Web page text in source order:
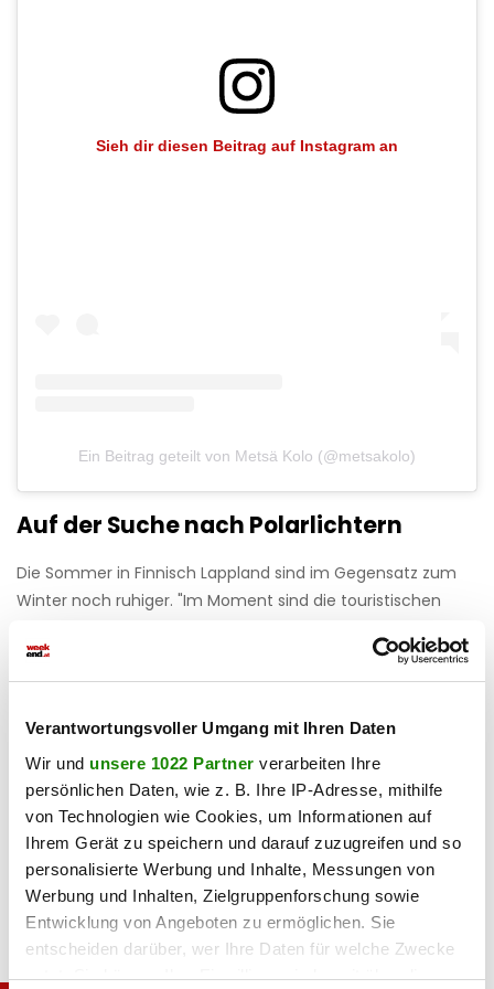
Verantwortungsvoller Umgang mit Ihren Daten
Wir und unsere 1022 Partner verarbeiten Ihre
persönlichen Daten, wie z. B. Ihre IP-Adresse, mithilfe
von Technologien wie Cookies, um Informationen auf
Ihrem Gerät zu speichern und darauf zuzugreifen und so
personalisierte Werbung und Inhalte, Messungen von
Werbung und Inhalten, Zielgruppenforschung sowie
Entwicklung von Angeboten zu ermöglichen. Sie
entscheiden darüber, wer Ihre Daten für welche Zwecke
nutzt. Sie können Ihre Einwilligung jederzeit über die
Sieh dir diesen Beitrag auf Instagram an
Ein Beitrag geteilt von Metsä Kolo (@metsakolo)
Auf der Suche nach Polarlichtern
Die Sommer in Finnisch Lappland sind im Gegensatz zum
Winter noch ruhiger. "Im Moment sind die touristischen
Flughafen quillt vor Reisenden über
", so Alex. Ein Grund
dafür sind sicher diediesjährigen Polarlichter, die durchaus
starken Sonnenaktivität und der vielen Sonnenstürme gilt
2025 als eines der besten Jahre überhaupt, um die
tanzenden Lichter zu bewundern. Zeit für eine Reise bleibt
auf jeden Fall noch genug – im Herbst stehen die Chancen
besonders gut.